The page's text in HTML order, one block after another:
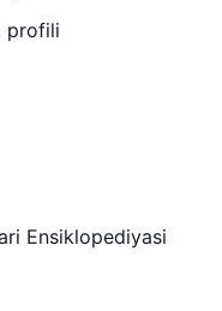
profili
Ensiklopediyasi